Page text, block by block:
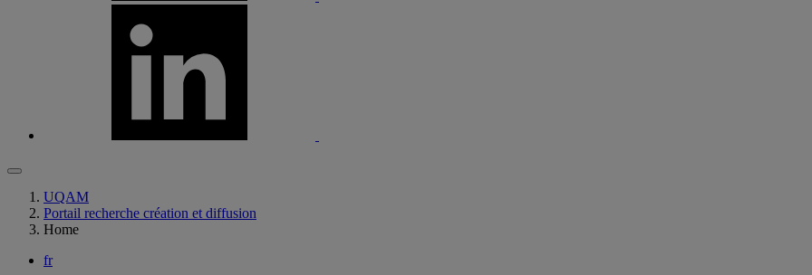
UQAM
Portail recherche création et diffusion
Home
fr